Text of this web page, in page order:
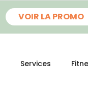
VOIR LA PROMO
Services